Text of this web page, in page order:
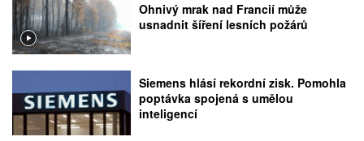
Ohnivý mrak nad Francií může
usnadnit šíření lesních požárů
Siemens hlásí rekordní zisk. Pomohla
poptávka spojená s umělou
inteligencí